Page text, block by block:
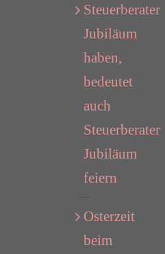
Steuerberater
Jubiläum
haben,
bedeutet
auch
Steuerberater
Jubiläum
feiern
Osterzeit
beim